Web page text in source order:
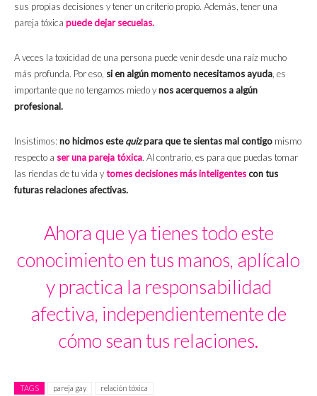
sus propias decisiones y tener un criterio propio. Además, tener una
pareja tóxica puede dejar secuelas.
A veces la toxicidad de una persona puede venir desde una raíz mucho
más profunda. Por eso, si en algún momento necesitamos ayuda , es
importante que no tengamos miedo ynos acerquemos a algún
profesional.
Insistimos: no hicimos estequizpara que te sientas mal contigo mismo
respecto a ser una pareja tóxica. Al contrario, es para que puedas tomar
las riendas de tu vida ytomes decisiones más inteligentescon tus
futuras relaciones afectivas.
Ahora que ya tienes todo este
conocimiento en tus manos, aplícalo
y practica la responsabilidad
afectiva, independientemente de
cómo sean tus relaciones.
TAGS pareja gay relación tóxica